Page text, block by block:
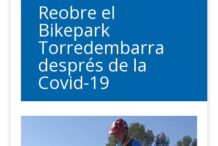
Reobre el
Bikepark
Torredembarra
després de la
Covid-19